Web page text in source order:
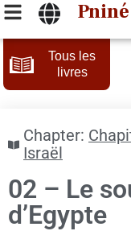
Tous les
livres
Chapter:
Israël
02 – Le
d’Egypte